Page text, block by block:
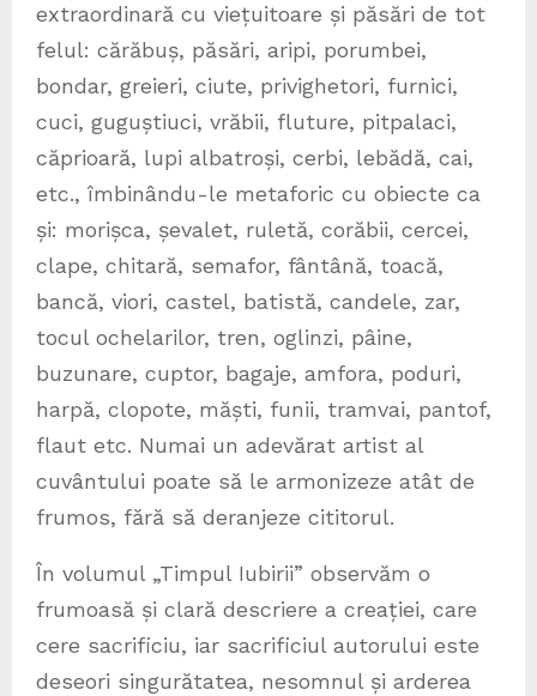
extraordinară cu viețuitoare și păsări de tot
felul: cărăbuș, păsări, aripi, porumbei,
bondar, greieri, ciute, privighetori, furnici,
cuci, guguștiuci, vrăbii, fluture, pitpalaci,
căprioară, lupi albatroși, cerbi, lebădă, cai,
etc., îmbinându-le metaforic cu obiecte ca
și: morișca, șevalet, ruletă, corăbii, cercei,
clape, chitară, semafor, fântână, toacă,
bancă, viori, castel, batistă, candele, zar,
tocul ochelarilor, tren, oglinzi, pâine,
buzunare, cuptor, bagaje, amfora, poduri,
harpă, clopote, măști, funii, tramvai, pantof,
flaut etc. Numai un adevărat artist al
cuvântului poate să le armonizeze atât de
frumos, fără să deranjeze cititorul.
În volumul „Timpul Iubirii” observăm o
frumoasă și clară descriere a creației, care
cere sacrificiu, iar sacrificiul autorului este
deseori singurătatea, nesomnul și arderea